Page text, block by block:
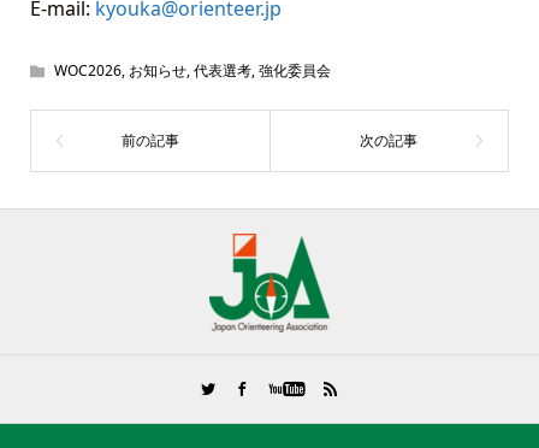
E-mail: kyouka@orienteer.jp
WOC2026, お知らせ,代表選考,強化委員会